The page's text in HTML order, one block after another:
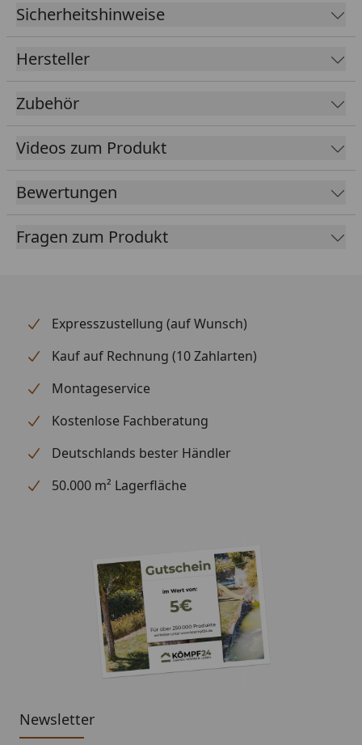
Kleber
Inklusive speziellen Klebern für
Lieferumfang
EPDM Folie 1,14 mm ausreichend
umlaufende Blendenabdeckung
Optional
erhältlich
(siehe Reiter
"Zubehör")
Blendenabdeckungen (aus
Aluminium + Spezialschrauben)
Für eine optimale Abdichtung
des Daches an den
Verwendung
andere Form der Abdeckung (z.
B. Holzlatte) möglich
Professioneller Montageservice
zum Festpreis erhältlich
(nur bei gleichzeitiger Montage
eines Gartenhauses möglich)
Sicherheitshinweise
Hersteller
Zubehör
Videos zum Produkt
Bewertungen
Fragen zum Produkt
Expresszustellung (auf Wunsch)
Kauf auf Rechnung (10 Zahlarten)
Montageservice
Kostenlose Fachberatung
Deutschlands bester Händler
50.000 m² Lagerfläche
Newsletter